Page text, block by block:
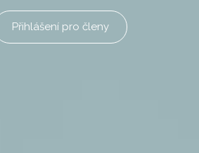
Přihlášení pro členy